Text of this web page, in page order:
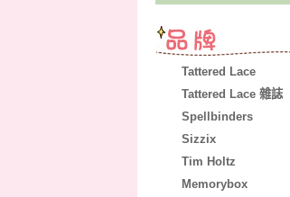
Tattered Lace
Tattered Lace 雜誌
Spellbinders
Sizzix
Tim Holtz
Memorybox